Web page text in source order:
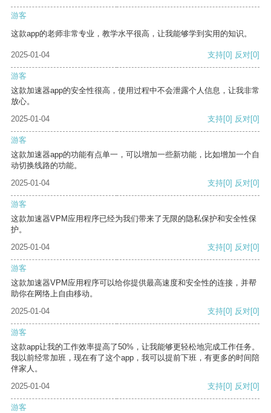
游客
这款app的老师非常专业，教学水平很高，让我能够学到实用的知识。
2025-01-04 支持[0] 反对[0]
游客
这款加速器app的安全性很高，使用过程中不会泄露个人信息，让我非常
放心。
2025-01-04
支持[0] 反对[0]
游客
这款加速器app的功能有点单一，可以增加一些新功能，比如增加一个自
动切换线路的功能。
2025-01-04
支持[0] 反对[0]
游客
这款加速器VPM应用程序已经为我们带来了无限的隐私保护和安全性保
护。
2025-01-04
支持[0] 反对[0]
游客
这款加速器VPM应用程序可以给你提供最高速度和安全性的连接，并帮
助你在网络上自由移动。
2025-01-04
支持[0] 反对[0]
游客
这款app让我的工作效率提高了50%，让我能够更轻松地完成工作任务。
我以前经常加班，现在有了这个app，我可以提前下班，有更多的时间陪
伴家人。
2025-01-04
支持[0] 反对[0]
游客